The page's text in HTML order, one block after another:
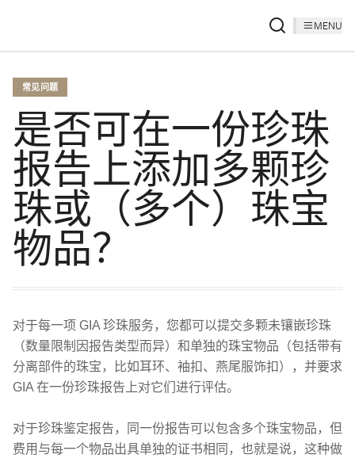
MENU
常见问题
是否可在一份珍珠
报告上添加多颗珍
珠或（多个）珠宝
物品？
对于每一项 GIA 珍珠服务，您都可以提交多颗未镶嵌珍珠
（数量限制因报告类型而异）和单独的珠宝物品（包括带有
分离部件的珠宝，比如耳环、袖扣、燕尾服饰扣），并要求
GIA 在一份珍珠报告上对它们进行评估。
对于珍珠鉴定报告，同一份报告可以包含多个珠宝物品，但
费用与每一个物品出具单独的证书相同，也就是说，这种做